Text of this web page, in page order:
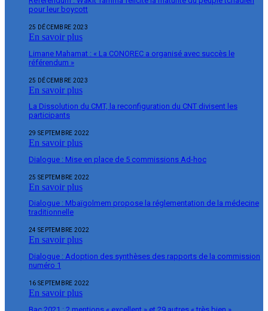
pour leur boycott
25 DÉCEMBRE 2023
En savoir plus
Limane Mahamat : « La CONOREC a organisé avec succès le
référendum »
25 DÉCEMBRE 2023
En savoir plus
La Dissolution du CMT, la reconfiguration du CNT divisent les
participants
29 SEPTEMBRE 2022
En savoir plus
Dialogue : Mise en place de 5 commissions Ad-hoc
25 SEPTEMBRE 2022
En savoir plus
Dialogue : Mbaïgolmem propose la réglementation de la médecine
traditionnelle
24 SEPTEMBRE 2022
En savoir plus
Dialogue : Adoption des synthèses des rapports de la commission
numéro 1
16 SEPTEMBRE 2022
En savoir plus